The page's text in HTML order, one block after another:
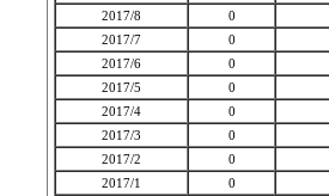
2017/8
0
2017/7
0
2017/6
0
2017/5
0
2017/4
0
2017/3
0
2017/2
0
2017/1
0